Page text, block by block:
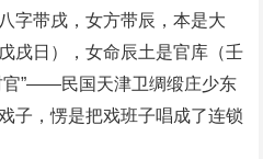
字带戌，女方带辰，本是大
戌日），女命辰土是官库（壬
官”——民国天津卫绸缎庄少东
子，愣是把戏班子唱成了连锁